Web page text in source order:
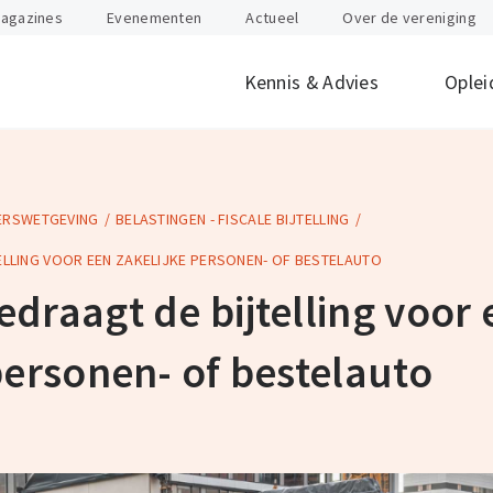
Kennis & Advies
Internationaal
ondernemen
Supply Chain Management Vervoer
Btw
Logistiek Management Wegtransport
AEO
Incompany- en
Evenementen Actueel Over de vereniging
BELASTINGEN - FISCALE BIJTELLING
VOOR EEN ZAKELIJKE PERSONEN- OF BESTELAUTO
de bijtelling voor
of bestelauto